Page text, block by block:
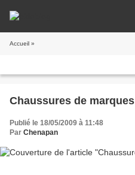
Accueil »
Chaussures de marques
Publié le 18/05/2009 à 11:48
Par Chenapan